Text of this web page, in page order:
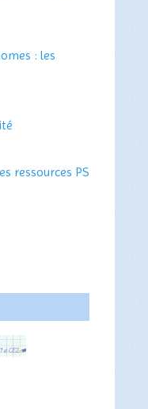
: les
ressources PS